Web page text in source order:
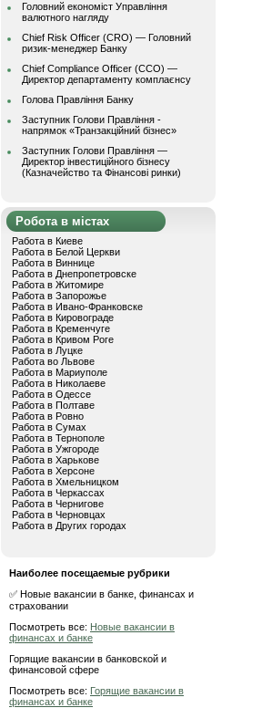
Головний економіст Управління
валютного нагляду
Chief Risk Officer (CRO) — Головний
ризик-менеджер Банку
Chief Compliance Officer (CCO) —
Директор департаменту комплаєнсу
Голова Правління Банку
Заступник Голови Правління -
напрямок «Транзакційний бізнес»
Заступник Голови Правління —
Директор інвестиційного бізнесу
(Казначейство та Фінансові ринки)
Робота в містах
Работа в Киеве
Работа в Белой Церкви
Работа в Виннице
Работа в Днепропетровске
Работа в Житомире
Работа в Запорожье
Работа в Ивано-Франковске
Работа в Кировограде
Работа в Кременчуге
Работа в Кривом Роге
Работа в Луцке
Работа во Львове
Работа в Мариуполе
Работа в Николаеве
Работа в Одессе
Работа в Полтаве
Работа в Ровно
Работа в Сумах
Работа в Тернополе
Работа в Ужгороде
Работа в Харькове
Работа в Херсоне
Работа в Хмельницком
Работа в Черкассах
Работа в Чернигове
Работа в Черновцах
Работа в Других городах
Наиболее посещаемые рубрики
✅ Новые вакансии в банке, финансах и
страховании
Посмотреть все: Новые вакансии в
финансах и банке
Горящие вакансии в банковской и
финансовой сфере
Посмотреть все: Горящие вакансии в
финансах и банке